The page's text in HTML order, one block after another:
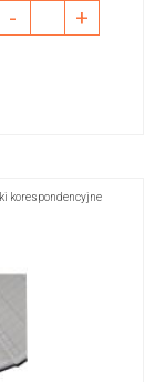
- +
korespondencyjne